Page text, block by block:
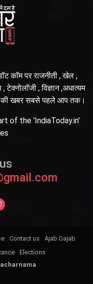
कॉम पर राजनीती , खेल ,
, विज्ञान ,अधात्यम
की खबर सबसे पहले आप तक।
of the 'IndiaToday.in'
Contact us
Ajab Gajab
Elections